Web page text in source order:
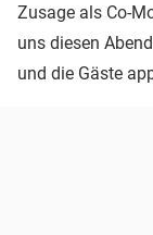
Zusage als Co-
uns diesen
und die Gäste